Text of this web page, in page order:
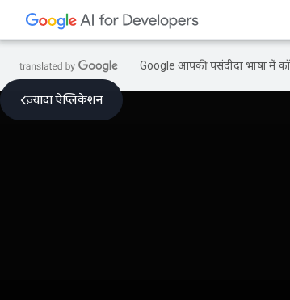
Google आपकी पसंदीदा भाषा में
ज़्यादा ऐप्लिकेशन